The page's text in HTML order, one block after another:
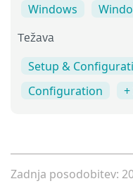
Windows
Težava
Setup &
Configuration
+
Zadnja posodobitev: